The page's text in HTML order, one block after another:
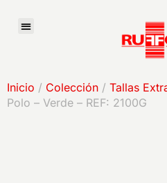
Inicio / Colección / Tallas
Polo – Verde – REF: 2100G